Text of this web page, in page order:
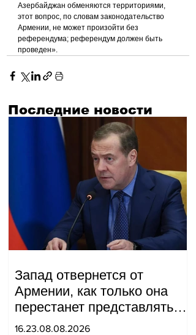
Азербайджан обменяются территориями,
этот вопрос, по словам законодательство
Армении, не может произойти без
референдума; референдум должен быть
проведен».
Последние новости
Запад отвернется от
Армении, как только она
перестанет представлять
для него интерес как
16.23.08.08.2026